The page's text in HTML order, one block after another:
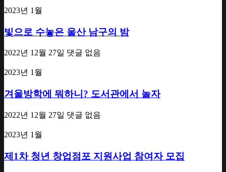
2023년 1월
빛으로 수놓은 울산 남구의 밤
2022년 12월 27일 댓글 없음
2023년 1월
겨울방학에 뭐하니? 도서관에서 놀자
2022년 12월 27일 댓글 없음
2023년 1월
제1차 청년 창업점포 지원사업 참여자 모집